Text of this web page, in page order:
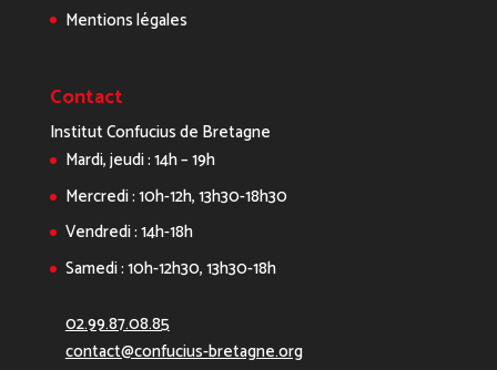
Mentions légales
Contact
Institut Confucius de Bretagne
Mardi, jeudi : 14h – 19h
Mercredi : 10h-12h, 13h30-18h30
Vendredi : 14h-18h
Samedi : 10h-12h30, 13h30-18h
02.99.87.08.85
contact@confucius-bretagne.org